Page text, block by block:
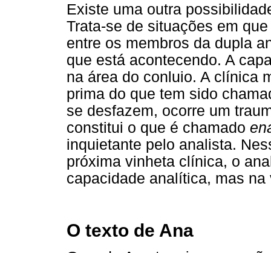
Existe uma outra
Trata-se de situações em
entre os membros da dupla
que está acontecendo. A
na área do conluio. A clínica
prima do que tem sido
se desfazem, ocorre um
constitui o que é chamado
inquietante pelo analista.
próxima vinheta clínica, o
capacidade analítica, mas
O texto de Ana